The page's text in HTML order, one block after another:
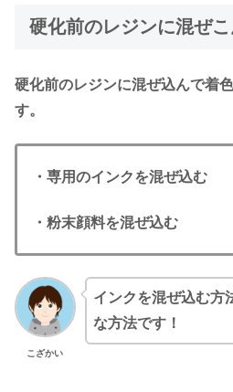
硬化前のレジンに混ぜ
硬化前のレジンに混ぜ込んで着
す。
・専用のインクを混ぜ込む
・粉末顔料を混ぜ込む
こざかい
インクを混ぜ込む方
な方法です！